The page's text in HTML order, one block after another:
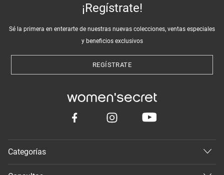
¡Regístrate!
Sé la primera en enterarte de nuestras nuevas colecciones, ventas especiales
y beneficios exclusivos
REGÍSTRATE
Categorías